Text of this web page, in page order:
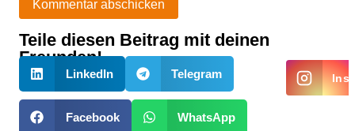
Alternative:
Teile diesen Beitrag mit deinen
Freunden!
LinkedIn Telegram
Facebook WhatsApp